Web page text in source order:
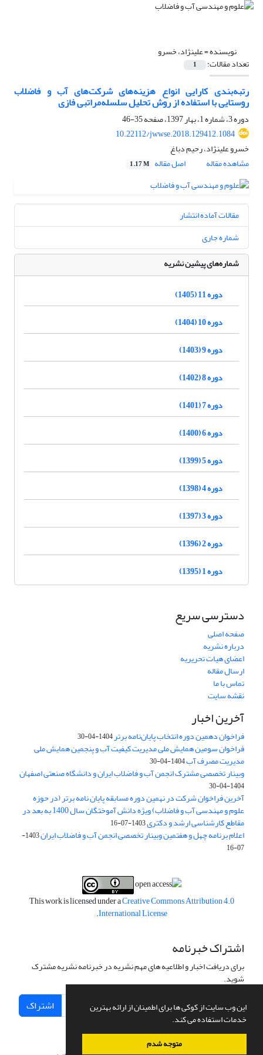
این وب سایت از کوکی ها برای اطمینان از ارائه بهترین
خدمات استفاده می کند.
متوجه شدم
نویسنده =علینژاد، خسرو
تعداد مقالات: 1
رتبه‌بندی کارایی انواع هزینه‌های شرکت‌های آب‌ و ‌فاضلاب
روستایی با استفاده از روش تحلیل سلسله‌مراتبی فازی
دوره 3، شماره 1، بهار 1397، صفحه
35-46
10.22112/jwwse.2018.129412.1084
خسرو علینژاد، رحیم دباغ
مشاهده مقاله
اصل مقاله 1.17 M
مقالات آماده انتشار
شماره جاری
شماره‌های پیشین نشریه
دوره 11 (1405)
دوره 10 (1404)
دوره 9 (1403)
دوره 8 (1402)
دوره 7 (1401)
دوره 6 (1400)
دوره 5 (1399)
دوره 4 (1398)
دوره 3 (1397)
دوره 2 (1396)
دوره 1 (1395)
دسترسی سریع
صفحه اصلی
درباره نشریه
اعضای هیات تحریریه
ارسال مقاله
تماس با ما
نقشه سایت
آخرین اخبار
فراخوان دهمین دوره انتخاب پایان‌نامه برتر1404-04-30
فراخوان سومین همایش ملی مدیریت کیفیت آب و پنجمین همایش ملی
مدیریت مصرف آب1404-04-30
وبینار تخصصی مشترک انجمن آب و فاضلاب ایران و دانشگاه صنعتی اصفهان
1404-04-30
آخرین فراخوان شرکت در نهمین دوره مسابقه پایان نامه برتر (در حوزه
علوم و مهندسی آب و فاضلاب) ویژه دانش آموختگان سال 1400 به بعد در
مقاطع کارشناسی ارشد و دکتری1403-07-16
اعلام برنامه چهل و هفتمین وبینار تخصصی انجمن آب و فاضلاب ایران
1403-
07-16
This work is licensed under aCreative Commons Attribution 4.0
International License
.
اشتراک خبرنامه
برای دریافت اخبار و اطلاعیه های مهم نشریه در خبرنامه نشریه مشترک
شوید.
اشتراک